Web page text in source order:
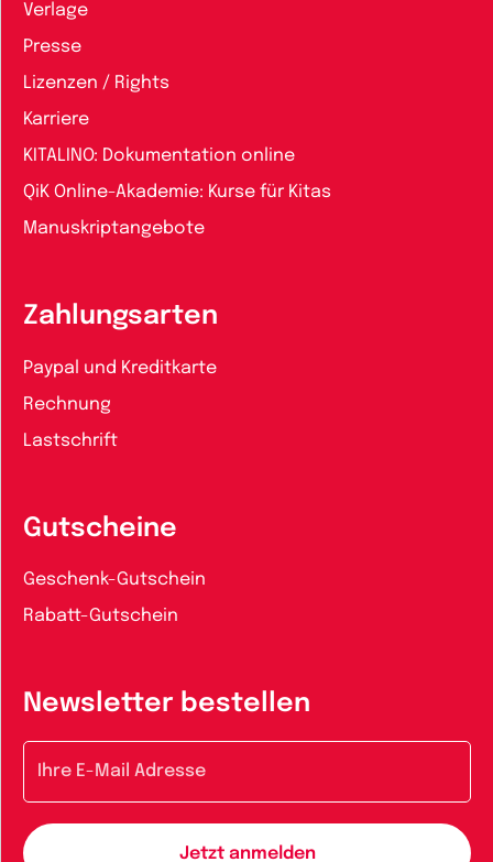
Verlage
Presse
Lizenzen / Rights
Karriere
KITALINO: Dokumentation online
QiK Online-Akademie: Kurse für Kitas
Manuskriptangebote
Zahlungsarten
Paypal und Kreditkarte
Rechnung
Lastschrift
Gutscheine
Geschenk-Gutschein
Rabatt-Gutschein
Newsletter bestellen